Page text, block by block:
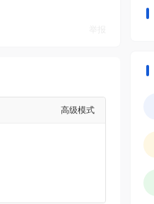
高级模式